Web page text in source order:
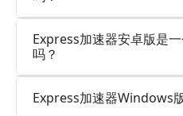
Express加速器安卓版是
吗？
Express加速器Windows